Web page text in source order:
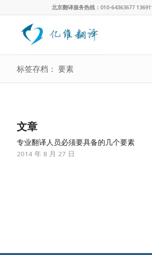
北京翻译服务热线：010-64363677
标签存档： 要素
文章
专业翻译人员必须要具备的几个要素
2014 年 8 月 27 日